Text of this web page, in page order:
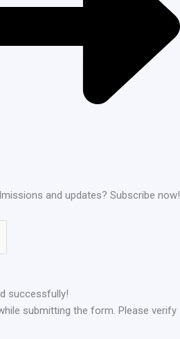
and updates? Subscribe now!
successfully!
submitting the form. Please verify